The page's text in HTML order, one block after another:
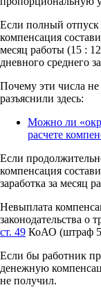
Если полный отпуск
компенсация
месяц работы (15 :
дневного среднего
Почему эти числа
разъяснили здесь:
Можно ли
расчете
Если
компенсация
заработка за месяц
Невыплата
законодательства о
ст. 49 КоАО (штраф
Если бы работник
денежную
не получил.